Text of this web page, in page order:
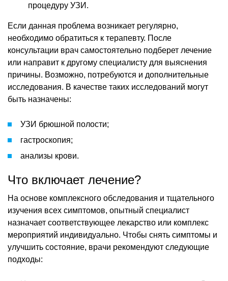
процедуру УЗИ.
Если данная проблема возникает регулярно,
необходимо обратиться к терапевту. После
консультации врач самостоятельно подберет лечение
или направит к другому специалисту для выяснения
причины. Возможно, потребуются и дополнительные
исследования. В качестве таких исследований могут
быть назначены:
УЗИ брюшной полости;
гастроскопия;
анализы крови.
Что включает лечение?
На основе комплексного обследования и тщательного
изучения всех симптомов, опытный специалист
назначает соответствующее лекарство или комплекс
мероприятий индивидуально. Чтобы снять симптомы и
улучшить состояние, врачи рекомендуют следующие
подходы: